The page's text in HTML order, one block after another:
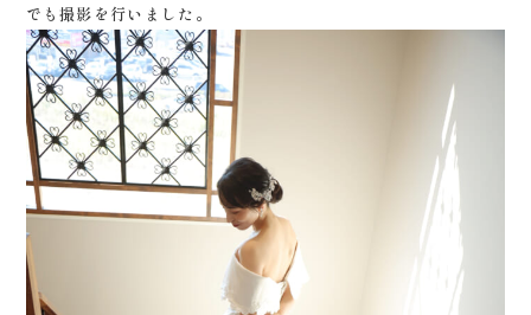
でも撮影を行いました。